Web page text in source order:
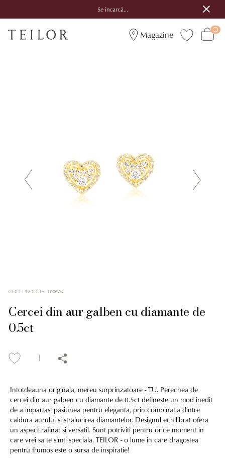
Se încarcă...
Magazine
COD PRODUS: 119875
Cercei din aur galben cu diamante de
0.5ct
Intotdeauna originala, mereu surprinzatoare - TU. Perechea de
cercei din aur galben cu diamante de 0.5ct defineste un mod inedit
de a impartasi pasiunea pentru eleganta, prin combinatia dintre
caldura aurului si stralucirea diamantelor. Designul echilibrat ofera
un aspect rafinat si versatil. Sunt potriviti pentru orice moment in
care vrei sa te simti speciala. TEILOR - o lume in care dragostea
pentru frumos este o sursa de inspiratie!